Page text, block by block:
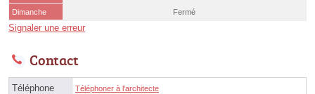
Dimanche
Fermé
Signaler une erreur
Contact
Téléphone Téléphoner à l'architecte